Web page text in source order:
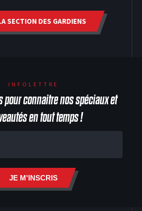
SECTION DES GARDIENS
INFOLETTRE
pour connaitre nos spéciaux et
en tout temps !
JE M'INSCRIS